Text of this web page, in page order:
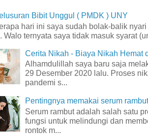
Bibit Unggul ( PMDK ) UNY
hari ini saya sudah bolak-balik
Walo ternyata saya tidak masuk syarat
Cerita Nikah - Biaya Nikah Hemat
Alhamdulillah saya baru saja
29 Desember 2020 lalu. Proses
pandemi s...
Pentingnya memakai serum
Serum rambut adalah salah satu
fungsi untuk melindungi dan
rontok m...